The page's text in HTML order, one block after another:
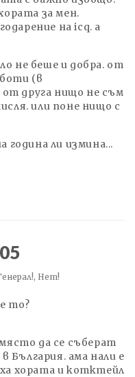
за мен.
на icq. а
не беше и добра. от
(в
друга нищо не съм
или поне нищо с
година ли измина...
, Нет!
то?
да се съберат
България. ама нали е
хората и котктейл